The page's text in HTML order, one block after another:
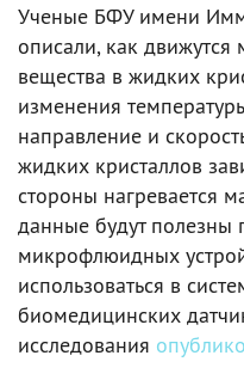
Ученые БФУ имени
описали, как
вещества в жидких
изменения
направление и
жидких кристаллов
стороны нагревается
данные будут полезны
микрофлюидных
использоваться в
биомедицинских
исследования